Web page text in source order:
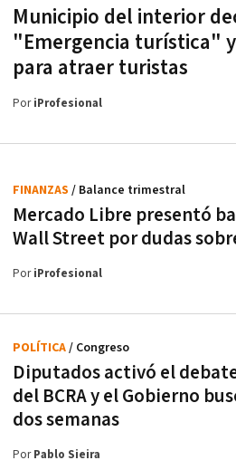
Municipio del interior
"Emergencia turística"
para atraer turistas
PoriProfesional
Mercado Libre presentó
Wall Street por dudas
FINANZAS / Balance trimestral
PoriProfesional
Diputados activó el
del BCRA y el Gobierno
dos semanas
POLÍTICA/ Congreso
PorPablo Sieira